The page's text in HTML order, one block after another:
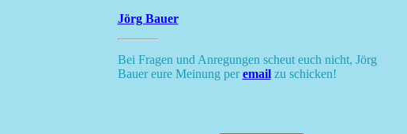
Jörg Bauer
Bei Fragen und Anregungen scheut euch nicht, Jörg
Bauer eure Meinung peremailzu schicken!